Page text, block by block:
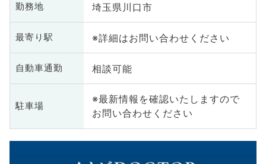
勤務地 埼玉県川口市
最寄り駅 ※詳細はお問い合わせください
自動車通勤 相談可能
駐車場
※最新情報を確認いたしますので
お問い合わせください